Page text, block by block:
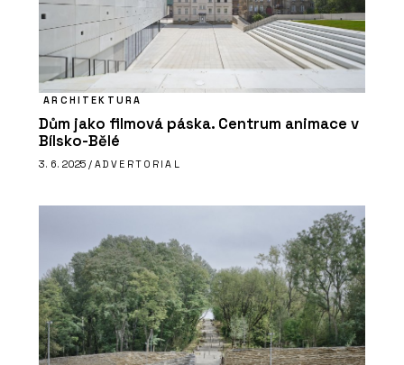
ARCHITEKTURA
Dům jako filmová páska. Centrum animace v
Bílsko-Bělé
3. 6. 2025 / ADVERTORIAL